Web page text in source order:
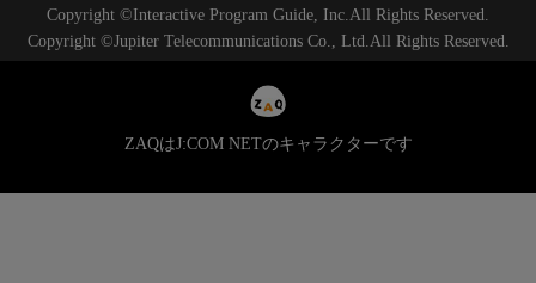
Copyright ©Interactive Program Guide, Inc.All Rights Reserved.
Copyright ©Jupiter Telecommunications Co., Ltd.All Rights Reserved.
ZAQはJ:COM NETのキャラクターです